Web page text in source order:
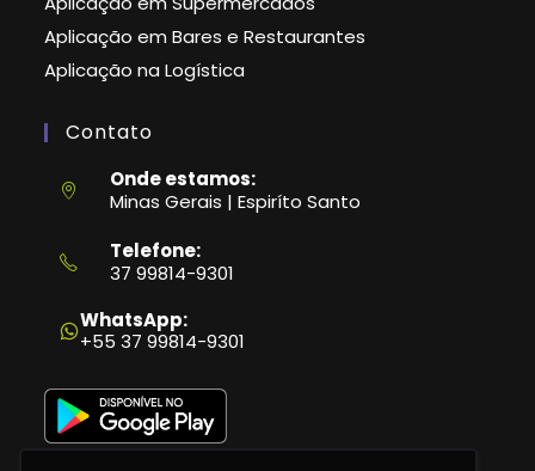
Aplicação em Bares e Restaurantes
Aplicação na Logística
Contato
Onde estamos:
Minas Gerais | Espiríto Santo
Telefone:
37 99814-9301
em
seu
aplicativo
WhatsApp:
+55 37 99814-9301